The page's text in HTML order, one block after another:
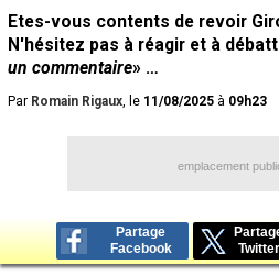
Etes-vous contents de revoir
N'hésitez pas à réagir et à
un commentaire» …
Par Romain Rigaux, le 11/08/2025 à 09h23
emplacement
Partage
Facebook
Twitter